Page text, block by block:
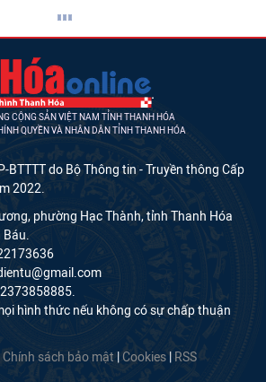
CỘNG SẢN VIỆT NAM TỈNH THANH HÓA
QUYỀN VÀ NHÂN DÂN TỈNH THANH HÓA
BTTTT do Bộ Thông tin - Truyền thông Cấp
2022.
phường Hạc Thành, tỉnh Thanh Hóa
Báu.
hình thức nếu không có sự chấp thuận
Chính sách bảo mật Cookies RSS